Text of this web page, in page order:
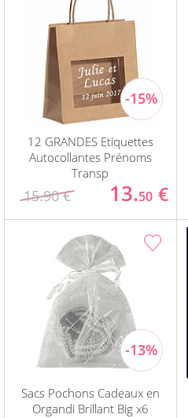
12 GRANDES Etiquettes
Autocollantes Prénoms
Transp
15.90 € 13.50 €
Sacs Pochons Cadeaux en
Organdi Brillant Big x6